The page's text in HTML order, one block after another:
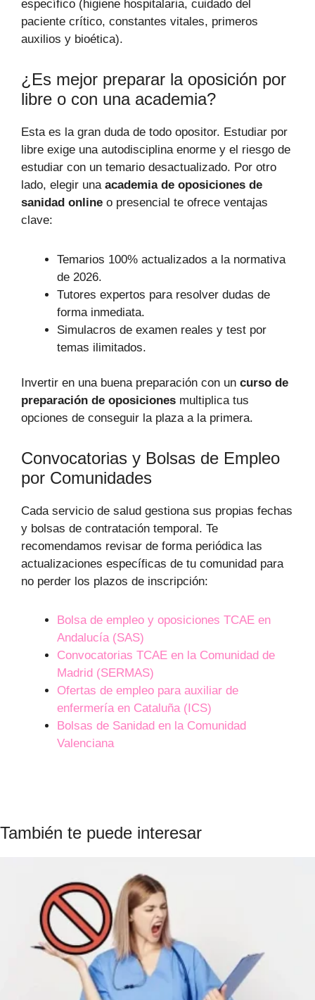
específico (higiene hospitalaria, cuidado del
paciente crítico, constantes vitales, primeros
auxilios y bioética).
¿Es mejor preparar la oposición por
libre o con una academia?
Esta es la gran duda de todo opositor. Estudiar por
libre exige una autodisciplina enorme y el riesgo de
estudiar con un temario desactualizado. Por otro
lado, elegir una academia de oposiciones de
sanidad online o presencial te ofrece ventajas
clave:
Temarios 100% actualizados a la normativa
de 2026.
Tutores expertos para resolver dudas de
forma inmediata.
Simulacros de examen reales y test por
temas ilimitados.
Invertir en una buena preparación con un curso de
preparación de oposiciones multiplica tus
opciones de conseguir la plaza a la primera.
Convocatorias y Bolsas de Empleo
por Comunidades
Cada servicio de salud gestiona sus propias fechas
y bolsas de contratación temporal. Te
recomendamos revisar de forma periódica las
actualizaciones específicas de tu comunidad para
no perder los plazos de inscripción:
Bolsa de empleo y oposiciones TCAE en
Andalucía (SAS)
Convocatorias TCAE en la Comunidad de
Madrid (SERMAS)
Ofertas de empleo para auxiliar de
enfermería en Cataluña (ICS)
Bolsas de Sanidad en la Comunidad
Valenciana
También te puede interesar